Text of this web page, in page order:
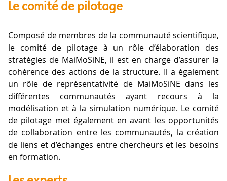
Le comité de pilotage
Composé de membres de la communauté scientifique,
le comité de pilotage à un rôle d’élaboration des
stratégies de MaiMoSiNE, il est en charge d’assurer la
cohérence des actions de la structure. Il a également
un rôle de représentativité de MaiMoSiNE dans les
différentes communautés ayant recours à la
modélisation et à la simulation numérique. Le comité
de pilotage met également en avant les opportunités
de collaboration entre les communautés, la création
de liens et d’échanges entre chercheurs et les besoins
en formation.